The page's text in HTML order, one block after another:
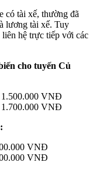
có tài xế, thường đã
lương tài xế. Tuy
liên hệ trực tiếp với các
cho tuyến Củ
VNĐ
VNĐ
VNĐ
VNĐ